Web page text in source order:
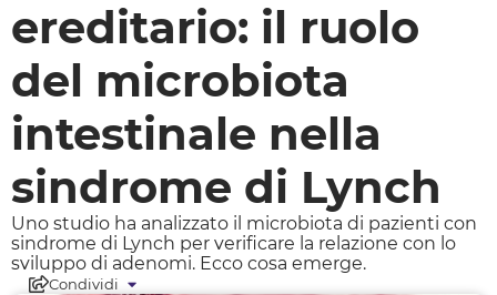
ereditario: il ruolo
del microbiota
intestinale nella
sindrome di Lynch
Uno studio ha analizzato il microbiota di pazienti con
sindrome di Lynch per verificare la relazione con lo
sviluppo di adenomi. Ecco cosa emerge.
Condividi